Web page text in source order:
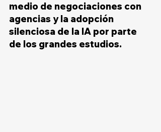
medio de negociaciones con
agencias y la adopción
silenciosa de la IA por parte
de los grandes estudios.